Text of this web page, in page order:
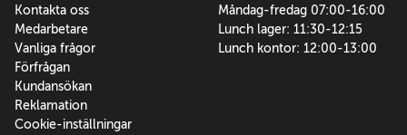
Kontakta oss
Medarbetare
Vanliga frågor
Förfrågan
Kundansökan
Reklamation
Cookie-inställningar
Måndag-fredag 07:00-16:00
Lunch lager: 11:30-12:15
Lunch kontor: 12:00-13:00